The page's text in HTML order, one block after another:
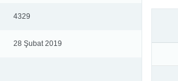
4329
28 Şubat 2019